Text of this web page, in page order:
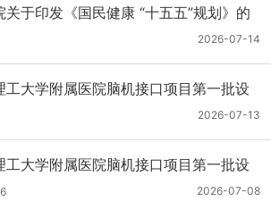
关于印发《国民健康 “十五五”规划》的
2026-07-14
工大学附属医院脑机接口项目第一批设
(二次）公开招标公告
2026-07-13
工大学附属医院脑机接口项目第一批设
(二次）公开招标公告
2026-07-08